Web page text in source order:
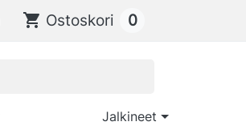
shopping_cart Ostoskori 0
Jalkineet